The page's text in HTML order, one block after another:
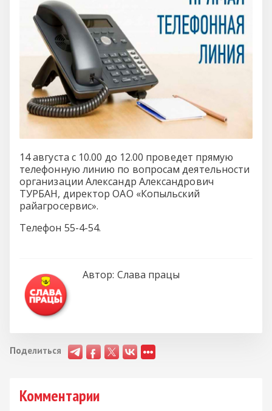
14 августа с 10.00 до 12.00 проведет прямую
телефонную линию по вопросам деятельности
организации Александр Александрович
ТУРБАН, директор ОАО «Копыльский
райагросервис».
Телефон 55-4-54.
Автор: Слава працы
Поделиться
Комментарии